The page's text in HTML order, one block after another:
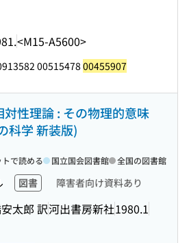
<M15-A5600>
00515478 00455907
対性理論 : その物理的意味
科学 新装版)
図書 障害者向け資料あり
太郎 訳河出書房新社1980.1
で読める 国立国会図書館 全国の図書館